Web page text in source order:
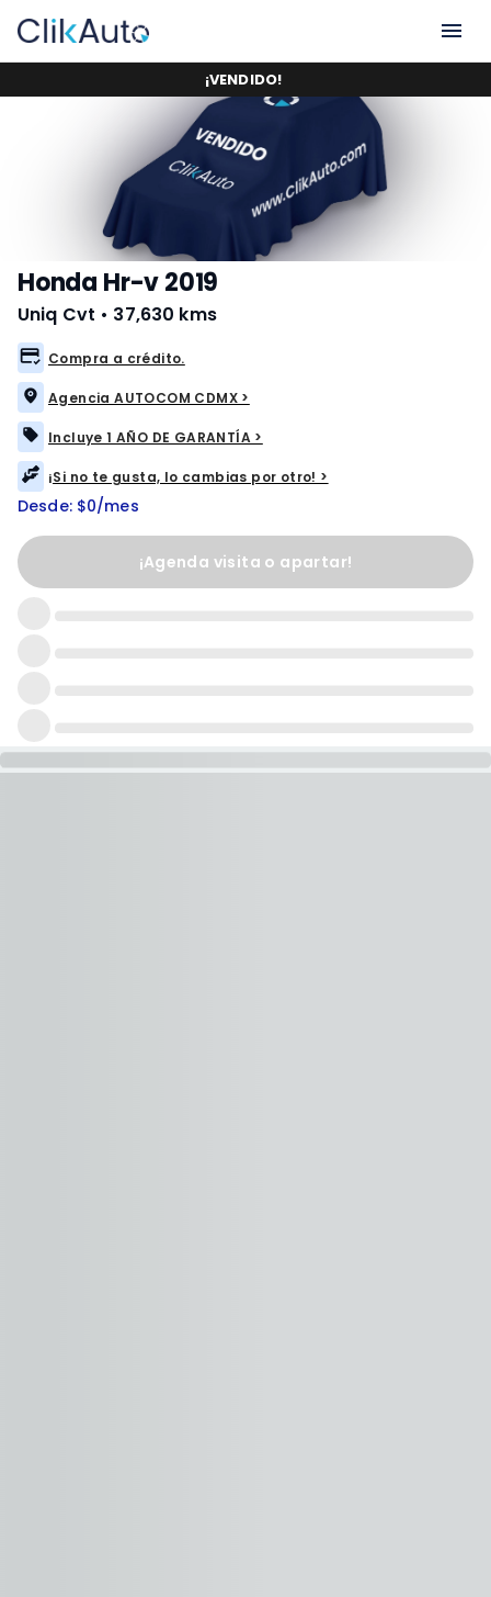
¡VENDIDO!
Honda Hr-v 2019
Uniq Cvt • 37,630 kms
Compra a crédito.
Agencia AUTOCOM CDMX >
Incluye 1 AÑO DE GARANTÍA >
¡Si no te gusta, lo cambias por otro! >
Desde: $0/mes
¡Agenda visita o apartar!